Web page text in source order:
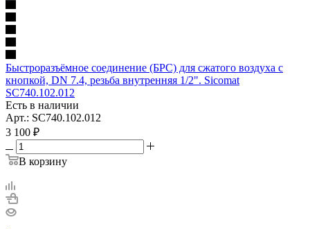
Быстроразъёмное соединение (БРС) для сжатого воздуха с
кнопкой, DN 7.4, резьба внутренняя 1/2". Sicomat
SC740.102.012
Есть в наличии
Арт.: SC740.102.012
3 100 ₽
В корзину